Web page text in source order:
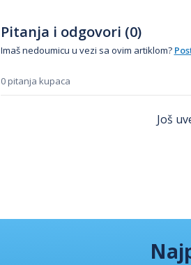
Pitanja i odgovori (0)
Imaš nedoumicu u vezi sa ovim artiklom?
0 pitanja kupaca
Još